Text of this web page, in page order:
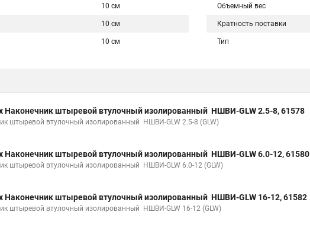
10 см
10 см
10 см
Объемный вес
Кратность поставки
Тип
Наконечник штыревой втулочный изолированный НШВИ-GLW 2.5-8, 61578
штыревой втулочный изолированный НШВИ-GLW 2.5-8 (GLW)
Наконечник штыревой втулочный изолированный НШВИ-GLW 6.0-12, 61580
штыревой втулочный изолированный НШВИ-GLW 6.0-12 (GLW)
Наконечник штыревой втулочный изолированный НШВИ-GLW 16-12, 61582
штыревой втулочный изолированный НШВИ-GLW 16-12 (GLW)